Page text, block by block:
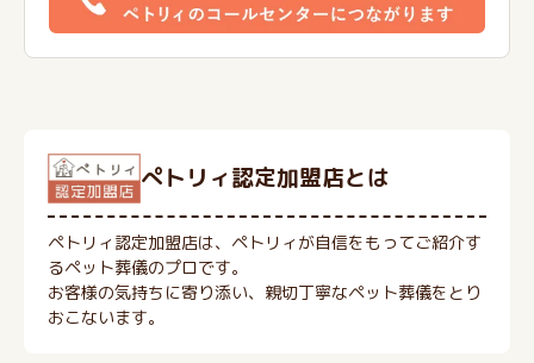
ぺトリィ認定加盟店とは
ペトリィ認定加盟店は、ペトリィが自信をもってご紹介す
るペット葬儀のプロです。
お客様の気持ちに寄り添い、親切丁寧なペット葬儀をとり
おこないます。